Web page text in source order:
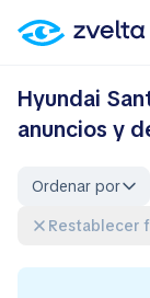
Hyundai
anuncios y
Ordenar por
Restablecer